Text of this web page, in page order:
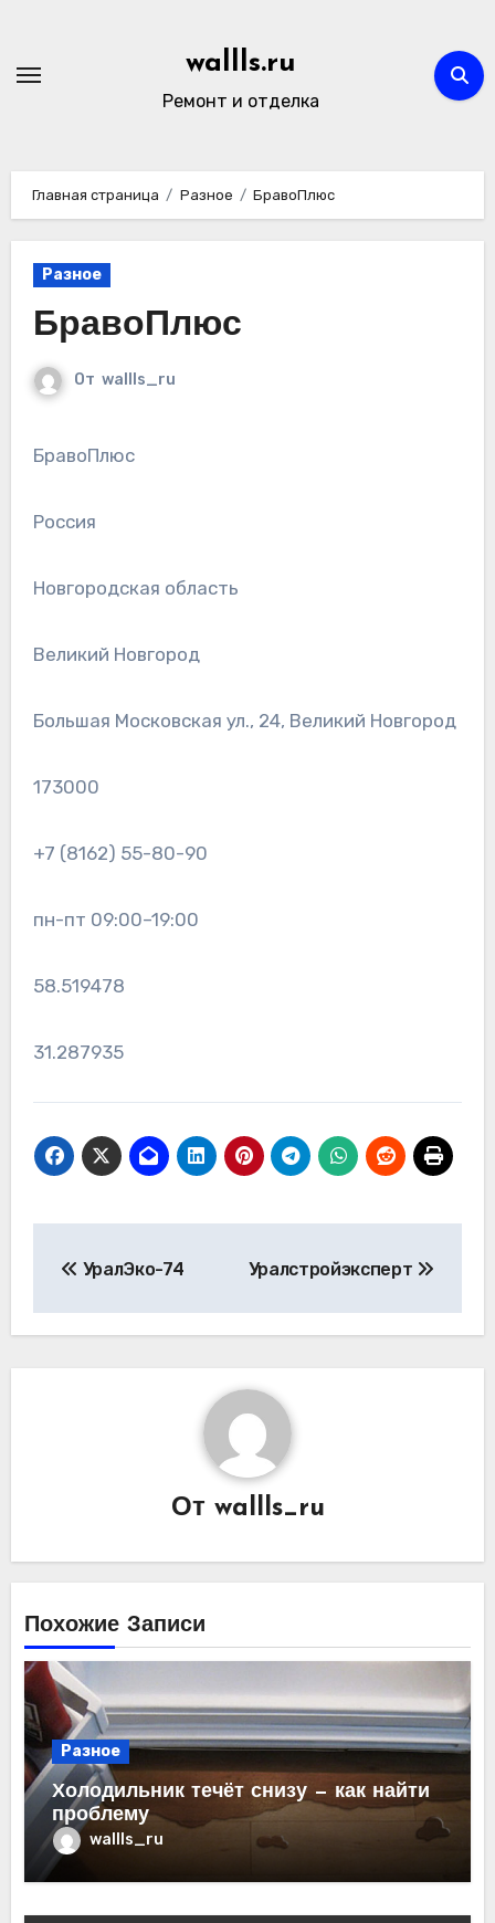
содержимому
wallls.ru
Ремонт и отделка
Главная страница Разное БравоПлюс
Разное
БравоПлюс
От wallls_ru
БравоПлюс
Россия
Новгородская область
Великий Новгород
Большая Московская ул., 24, Великий Новгород
173000
+7 (8162) 55-80-90
пн-пт 09:00–19:00
58.519478
31.287935
записям
УралЭко-74 Уралстройэксперт
От wallls_ru
Похожие Записи
Разное
Холодильник течёт снизу — как найти
проблему
wallls_ru